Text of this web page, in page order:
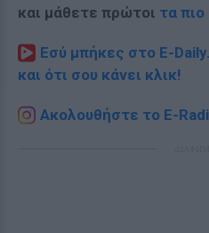
και μάθετε πρώτοι τα
Εσύ μπήκες στο E-
και ότι σου κάνει κλικ!
Ακολουθήστε το E-